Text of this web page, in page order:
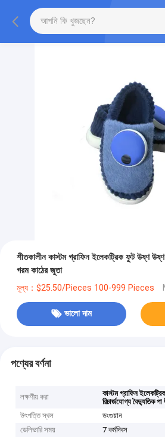
শীতকালীন কাস্টম গ্রাফিন ইলেকট্রিক ফুট উষ্ণ উষ্ণ
গরম কাঠের জুতা
মূল্য：$25.50/Pieces 100-999 Pieces
ভালো দাম
পণ্যের বর্ণনা
লক্ষণীয় করা কাস্টম গ্রাফিন
রিচার্জযোগ্য বৈদ্যুতিক পা
উৎপত্তি স্থল
ডংগুয়ান
ডেলিভারি সময়
7 কর্মদিবস